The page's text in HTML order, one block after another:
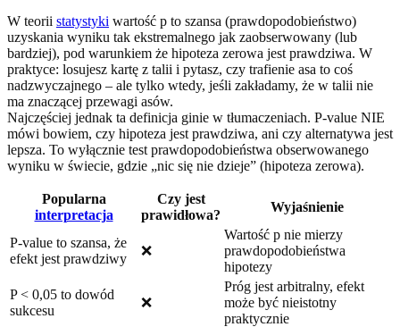
W teorii statystyki wartość p to szansa (prawdopodobieństwo)
uzyskania wyniku tak ekstremalnego jak zaobserwowany (lub
bardziej), pod warunkiem że hipoteza zerowa jest prawdziwa. W
praktyce: losujesz kartę z talii i pytasz, czy trafienie asa to coś
nadzwyczajnego – ale tylko wtedy, jeśli zakładamy, że w talii nie
ma znaczącej przewagi asów.
Najczęściej jednak ta definicja ginie w tłumaczeniach. P-value NIE
mówi bowiem, czy hipoteza jest prawdziwa, ani czy alternatywa jest
lepsza. To wyłącznie test prawdopodobieństwa obserwowanego
wyniku w świecie, gdzie „nic się nie dzieje” (hipoteza zerowa).
Popularna
interpretacja
Czy jest
prawidłowa?
Wyjaśnienie
P-value to szansa, że
efekt jest prawdziwy
❌
Wartość p nie mierzy
prawdopodobieństwa
hipotezy
P < 0,05 to dowód
sukcesu
❌
Próg jest arbitralny, efekt
może być nieistotny
praktycznie